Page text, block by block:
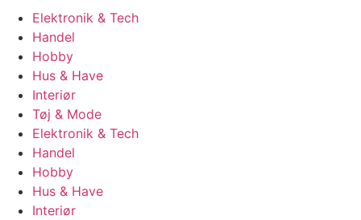
Elektronik & Tech
Handel
Hobby
Hus & Have
Interiør
Tøj & Mode
Elektronik & Tech
Handel
Hobby
Hus & Have
Interiør